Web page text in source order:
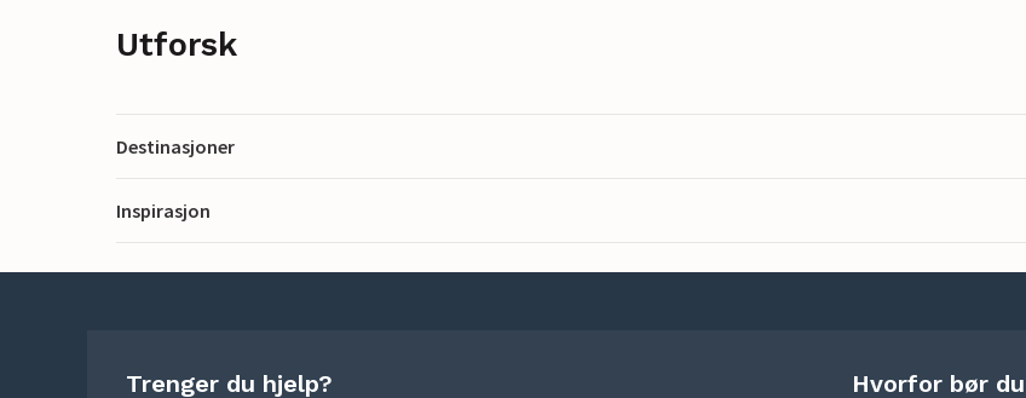
Utforsk
Destinasjoner
Inspirasjon
Trenger du hjelp? Hvorfor bør